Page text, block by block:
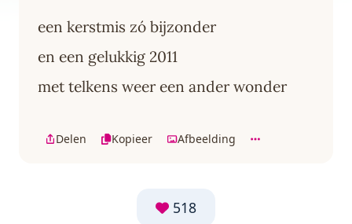
een kerstmis zó bijzonder
en een gelukkig 2011
met telkens weer een ander wonder
Delen Kopieer Afbeelding
518